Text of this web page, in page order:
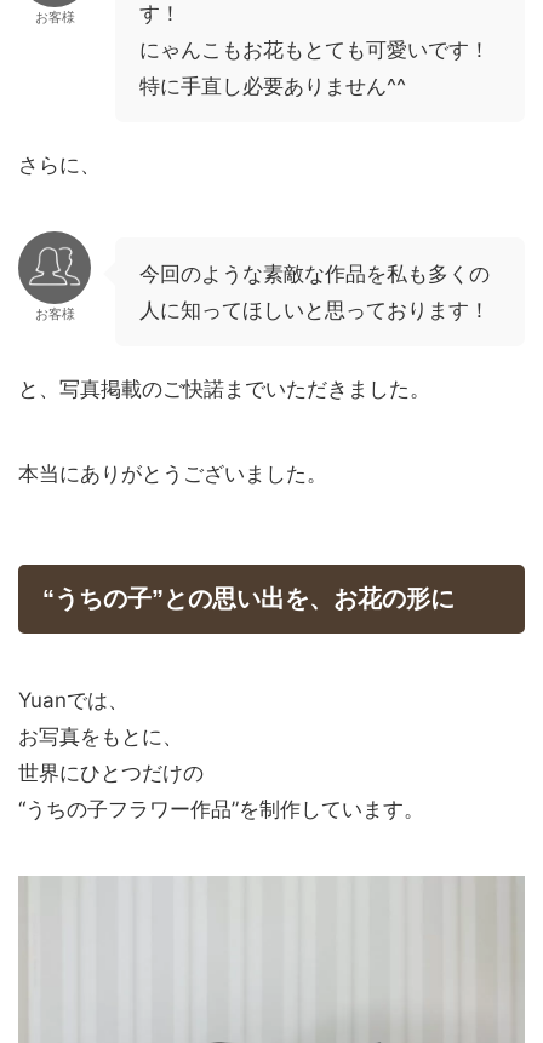
お客様
す！
にゃんこもお花もとても可愛いです！
特に手直し必要ありません^^
さらに、
お客様
今回のような素敵な作品を私も多くの
人に知ってほしいと思っております！
と、写真掲載のご快諾までいただきました。
本当にありがとうございました。
“うちの子”との思い出を、お花の形に
Yuanでは、
お写真をもとに、
世界にひとつだけの
“うちの子フラワー作品”を制作しています。